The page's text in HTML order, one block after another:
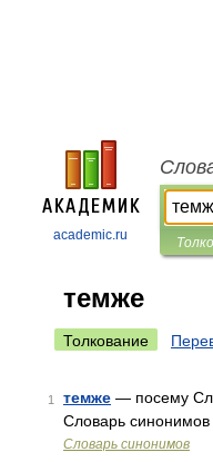
academic.ru
темже
Толкование
1 темже — посему
Словарь
Словарь синонимов